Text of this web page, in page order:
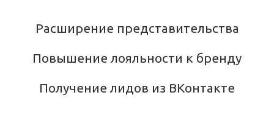
Расширение представительства
Повышение лояльности к бренду
Получение лидов из ВКонтакте